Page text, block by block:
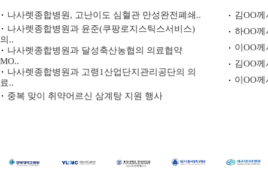
나사렛종합병원, 고난이도 심혈관 만성완전폐쇄..
나사렛종합병원과 윤준(쿠팡로지스틱스서비스)
의..
나사렛종합병원과 달성축산농협의 의료협약
MO..
나사렛종합병원과 고령1산업단지관리공단의 의
료..
중복 맞이 취약어르신 삼계탕 지원 행사
김OO
하OO
이OO
김OO
이OO